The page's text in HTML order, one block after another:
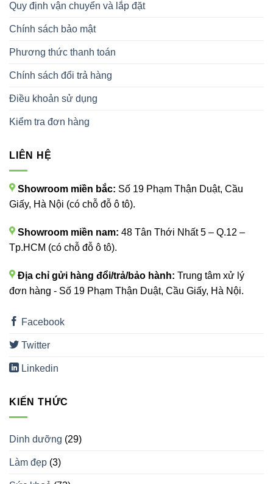
Quy định vận chuyển và lắp đặt
Chính sách bảo mật
Phương thức thanh toán
Chính sách đổi trả hàng
Điều khoản sử dụng
Kiểm tra đơn hàng
LIÊN HỆ
Showroom miền bắc: Số 19 Phạm Thận Duật, Cầu
Giấy, Hà Nội (có chỗ đỗ ô tô).
Showroom miền nam: 48 Tân Thới Nhất 5 – Q.12 –
Tp.HCM (có chỗ đỗ ô tô).
Địa chỉ gửi hàng đổi/trả/bảo hành: Trung tâm xử lý
đơn hàng - Số 19 Phạm Thận Duật, Cầu Giấy, Hà Nội.
Facebook
Twitter
Linkedin
KIẾN THỨC
Dinh dưỡng (29)
Làm đẹp (3)